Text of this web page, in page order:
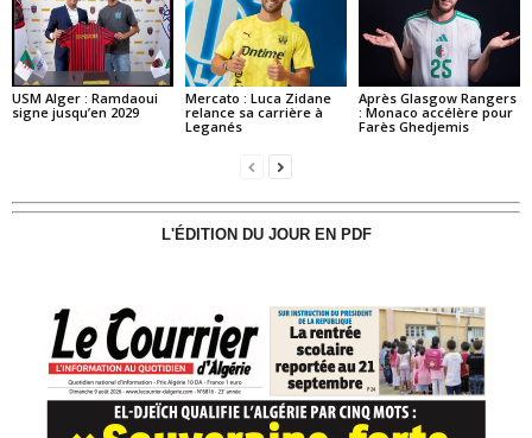
USM Alger : Ramdaoui
signe jusqu’en 2029
Mercato : Luca Zidane
relance sa carrière à
Leganés
Après Glasgow Rangers
: Monaco accélère pour
Farès Ghedjemis
L'ÉDITION DU JOUR EN PDF